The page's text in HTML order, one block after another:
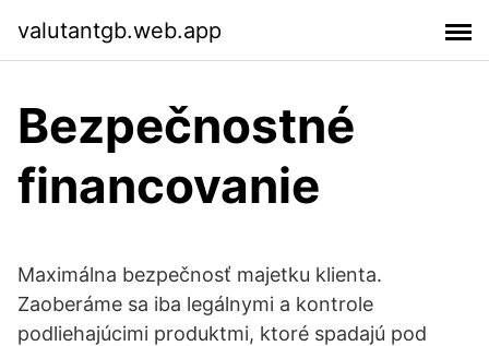
valutantgb.web.app
Bezpečnostné
financovanie
Maximálna bezpečnosť majetku klienta.
Zaoberáme sa iba legálnymi a kontrole
podliehajúcimi produktmi, ktoré spadajú pod